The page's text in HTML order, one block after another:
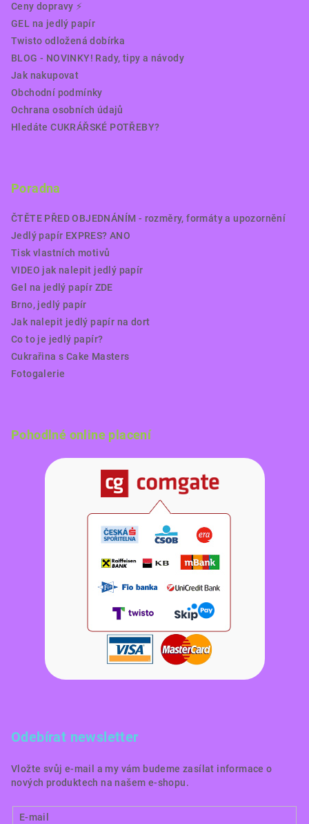
Ceny dopravy ⚡️
GEL na jedlý papír
Twisto odložená dobírka
BLOG - NOVINKY! Rady, tipy a návody
Jak nakupovat
Obchodní podmínky
Ochrana osobních údajů
Hledáte CUKRÁŘSKÉ POTŘEBY?
Poradna
ČTĚTE PŘED OBJEDNÁNÍM - rozměry, formáty a upozornění
Jedlý papír EXPRES? ANO
Tisk vlastních motivů
VIDEO jak nalepit jedlý papír
Gel na jedlý papír ZDE
Brno, jedlý papír
Jak nalepit jedlý papír na dort
Co to je jedlý papír?
Cukrařina s Cake Masters
Fotogalerie
Pohodlné online placení
Odebírat newsletter
Vložte svůj e-mail a my vám budeme zasílat informace o
nových produktech na našem e-shopu.
E-mail